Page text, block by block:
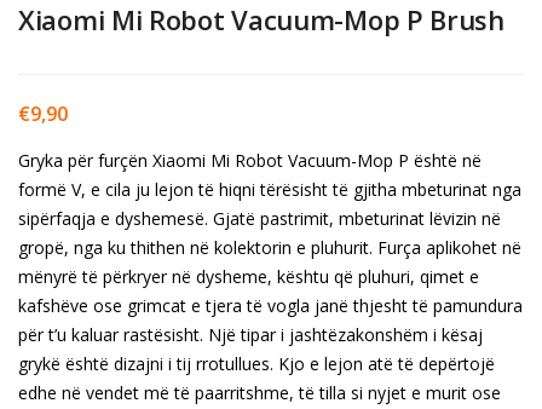
Xiaomi Mi Robot Vacuum-Mop P Brush
€9,90
Gryka për furçën Xiaomi Mi Robot Vacuum-Mop P është në
formë V, e cila ju lejon të hiqni tërësisht të gjitha mbeturinat nga
sipërfaqja e dyshemesë. Gjatë pastrimit, mbeturinat lëvizin në
gropë, nga ku thithen në kolektorin e pluhurit. Furça aplikohet në
mënyrë të përkryer në dysheme, kështu që pluhuri, qimet e
kafshëve ose grimcat e tjera të vogla janë thjesht të pamundura
për t’u kaluar rastësisht. Një tipar i jashtëzakonshëm i kësaj
grykë është dizajni i tij rrotullues. Kjo e lejon atë të depërtojë
edhe në vendet më të paarritshme, të tilla si nyjet e murit ose